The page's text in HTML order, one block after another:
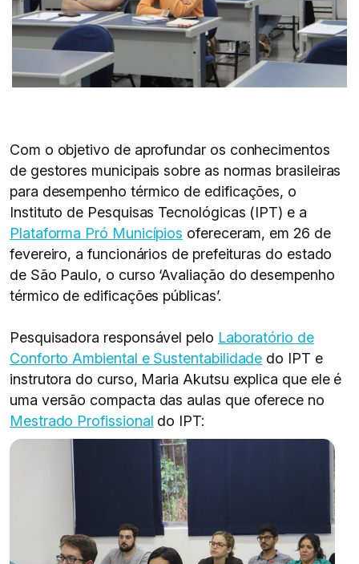
Com o objetivo de aprofundar os conhecimentos
de gestores municipais sobre as normas brasileiras
para desempenho térmico de edificações, o
Instituto de Pesquisas Tecnológicas (IPT) e a
Plataforma Pró Municípios ofereceram, em 26 de
fevereiro, a funcionários de prefeituras do estado
de São Paulo, o curso ‘Avaliação do desempenho
térmico de edificações públicas’.
Pesquisadora responsável pelo Laboratório de
Conforto Ambiental e Sustentabilidade do IPT e
instrutora do curso, Maria Akutsu explica que ele é
uma versão compacta das aulas que oferece no
Mestrado Profissional do IPT: